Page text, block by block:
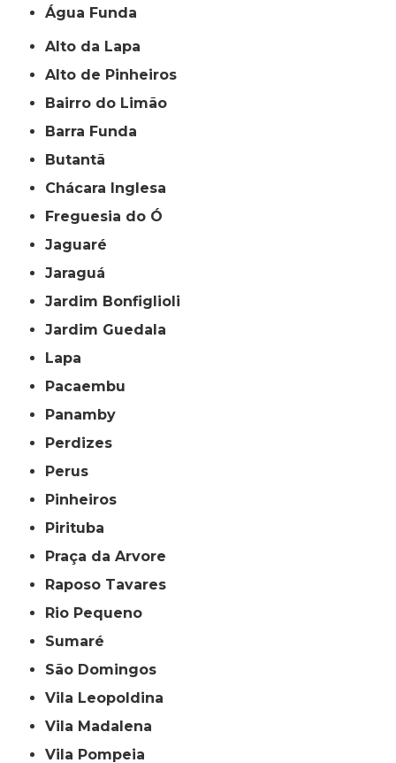
Água Funda
Alto da Lapa
Alto de Pinheiros
Bairro do Limão
Barra Funda
Butantã
Chácara Inglesa
Freguesia do Ó
Jaguaré
Jaraguá
Jardim Bonfiglioli
Jardim Guedala
Lapa
Pacaembu
Panamby
Perdizes
Perus
Pinheiros
Pirituba
Praça da Arvore
Raposo Tavares
Rio Pequeno
Sumaré
São Domingos
Vila Leopoldina
Vila Madalena
Vila Pompeia